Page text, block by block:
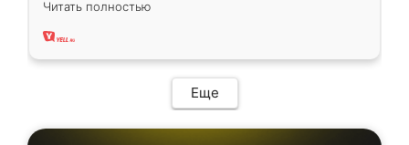
два года, нареканий нет.
Читать полностью
Еще